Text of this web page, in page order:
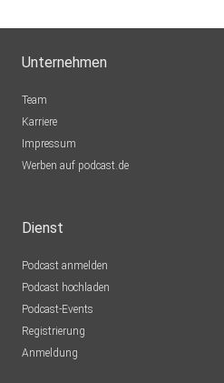
Unternehmen
Team
Karriere
Impressum
Werben auf podcast.de
Dienst
Podcast anmelden
Podcast hochladen
Podcast-Events
Registrierung
Anmeldung